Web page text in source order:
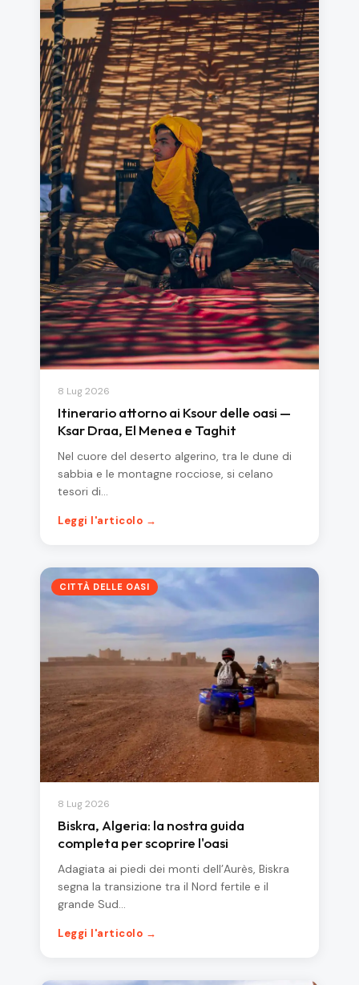
8 Lug 2026
Itinerario attorno ai Ksour delle oasi —
Ksar Draa, El Menea e Taghit
Nel cuore del deserto algerino, tra le dune di
sabbia e le montagne rocciose, si celano
tesori di…
Leggi l'articolo →
CITTÀ DELLE OASI
8 Lug 2026
Biskra, Algeria: la nostra guida
completa per scoprire l'oasi
Adagiata ai piedi dei monti dell’Aurès, Biskra
segna la transizione tra il Nord fertile e il
grande Sud…
Leggi l'articolo →